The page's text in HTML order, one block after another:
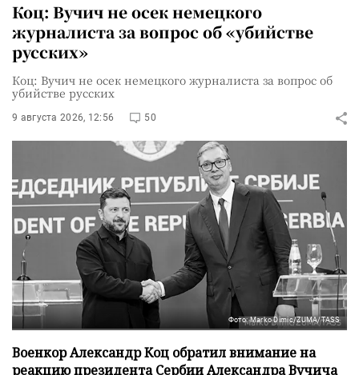
Коц: Вучич не осек немецкого
журналиста за вопрос об «убийстве
русских»
Коц: Вучич не осек немецкого журналиста за вопрос об
убийстве русских
9 августа 2026, 12:56 50
Фото: Marko Dimic/ZUMA/TASS
Военкор Александр Коц обратил внимание на
реакцию президента Сербии Александра Вучича